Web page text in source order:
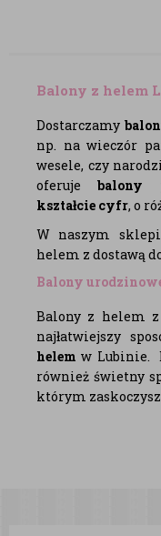
Balony z helem
Dostarczamy
np. na wieczór
wesele, czy
oferujebalony
kształcie cyfr, o
W naszym
helem z dostawą
Balony
Balony z helem
najłatwiejszy
helemw Lubinie.
również świetny
którym